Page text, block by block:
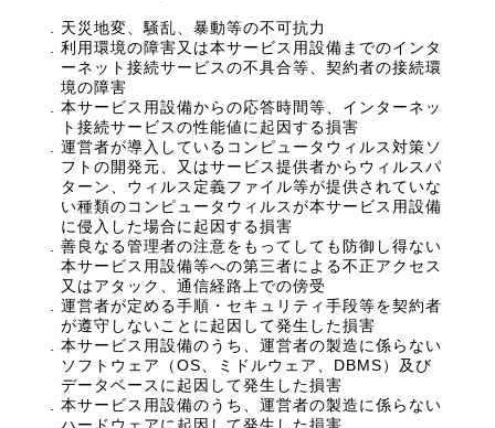
天災地変、騒乱、暴動等の不可抗力
利用環境の障害又は本サービス用設備までのインタ
ーネット接続サービスの不具合等、契約者の接続環
境の障害
本サービス用設備からの応答時間等、インターネッ
ト接続サービスの性能値に起因する損害
運営者が導入しているコンピュータウィルス対策ソ
フトの開発元、又はサービス提供者からウィルスパ
ターン、ウィルス定義ファイル等が提供されていな
い種類のコンピュータウィルスが本サービス用設備
に侵入した場合に起因する損害
善良なる管理者の注意をもってしても防御し得ない
本サービス用設備等への第三者による不正アクセス
又はアタック、通信経路上での傍受
運営者が定める手順・セキュリティ手段等を契約者
が遵守しないことに起因して発生した損害
本サービス用設備のうち、運営者の製造に係らない
ソフトウェア（OS、ミドルウェア、DBMS）及び
データベースに起因して発生した損害
本サービス用設備のうち、運営者の製造に係らない